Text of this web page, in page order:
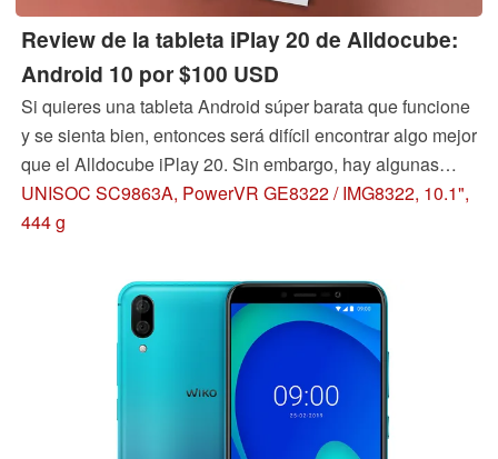
Review de la tableta iPlay 20 de Alldocube:
Android 10 por $100 USD
Si quieres una tableta Android súper barata que funcione
y se sienta bien, entonces será difícil encontrar algo mejor
que el Alldocube iPlay 20. Sin embargo, hay algunas
advertencias importantes que hay que tener en cuenta.
UNISOC SC9863A, PowerVR GE8322 / IMG8322, 10.1",
444 g